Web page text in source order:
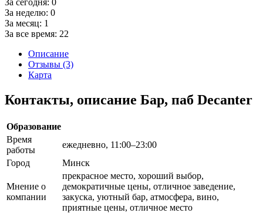
За неделю: 0
За месяц: 1
За все время: 22
Описание
Отзывы (3)
Карта
Контакты, описание Бар, паб Decanter
Образование
Время
работы
ежедневно, 11:00–23:00
Город
Минск
Мнение о
компании
прекрасное место, хороший выбор,
демократичные цены, отличное заведение,
закуска, уютный бар, атмосфера, вино,
приятные цены, отличное место